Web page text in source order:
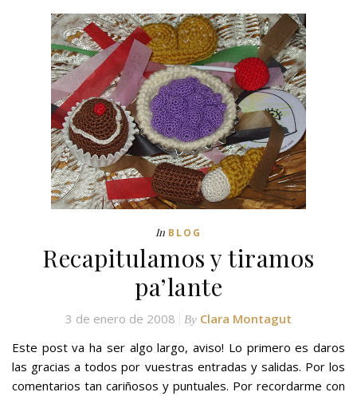
In BLOG
Recapitulamos y tiramos
pa’lante
3 de enero de 2008 By Clara Montagut
Este post va ha ser algo largo, aviso! Lo primero es daros
las gracias a todos por vuestras entradas y salidas. Por los
comentarios tan cariñosos y puntuales. Por recordarme con